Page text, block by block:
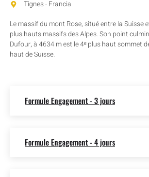
Tignes - Francia
Le massif du mont Rose, situé entre la Suisse
plus hauts massifs des Alpes. Son point
Dufour, à 4634 m est le 4ᵉ plus haut sommet
haut de Suisse.
Formule Engagement - 3 jours
Formule Engagement - 4 jours